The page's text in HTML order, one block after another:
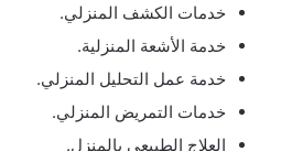
خدمات الكشف المنزلي.
خدمة الأشعة المنزلية.
خدمة عمل التحليل المنزلي.
خدمات التمريض المنزلي.
العلاج الطبيعي بالمنزل.